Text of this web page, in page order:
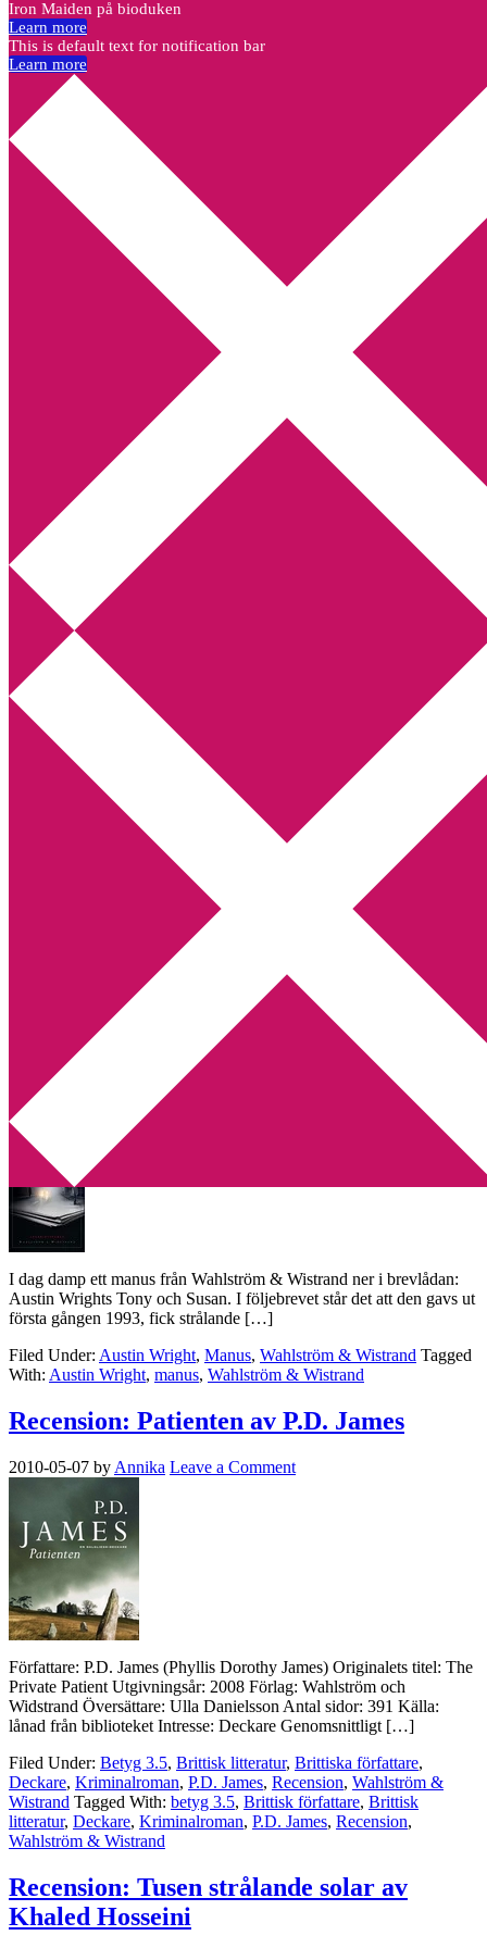
Annikas litteratur- och kulturblogg
Deckare, kriminalromaner, thrillers
Hem
Boktolva
Författarfemman
Kontakt
Webbshop Amazon
Utskriftscentralen
Min tv-blogg
You are here:Home Archives for Wahlström & Wistrand
Nytt manus med posten
2011-08-23 Annika
I dag damp ett manus från Wahlström & Wistrand ner i brevlådan:
Austin Wrights Tony och Susan. I följebrevet står det att den gavs ut
första gången 1993, fick strålande […]
Filed Under: Austin Wright, Manus, Wahlström & Wistrand Tagged
With: Austin Wright, manus, Wahlström & Wistrand
Recension: Patienten av P.D. James
2010-05-07 by Annika Leave a Comment
Författare: P.D. James (Phyllis Dorothy James) Originalets titel: The
Private Patient Utgivningsår: 2008 Förlag: Wahlström och
Widstrand Översättare: Ulla Danielsson Antal sidor: 391 Källa:
lånad från biblioteket Intresse: Deckare Genomsnittligt […]
Filed Under: Betyg 3.5, Brittisk litteratur, Brittiska författare,
Deckare, Kriminalroman, P.D. James, Recension, Wahlström &
Wistrand Tagged With: betyg 3.5, Brittisk författare, Brittisk
litteratur, Deckare, Kriminalroman, P.D. James, Recension,
Wahlström & Wistrand
Recension: Tusen strålande solar av
Khaled Hosseini
Iron Maiden på bioduken
Learn more
This is default text for notification bar
Learn more